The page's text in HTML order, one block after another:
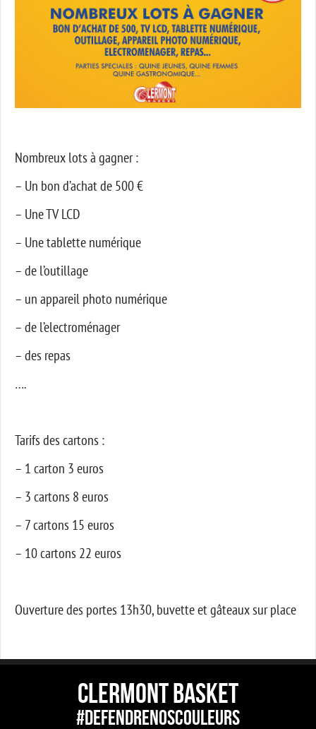
Nombreux lots à gagner :
– Un bon d’achat de 500 €
– Une TV LCD
– Une tablette numérique
– de l’outillage
– un appareil photo numérique
– de l’electroménager
– des repas
….
Tarifs des cartons :
– 1 carton 3 euros
– 3 cartons 8 euros
– 7 cartons 15 euros
– 10 cartons 22 euros
Ouverture des portes 13h30, buvette et gâteaux sur place
CLERMONT BASKET
#DEFENDRENOSCOULEURS